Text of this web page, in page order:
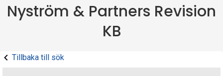
o
s
Nyström & Partners Revision
KB
Tillbaka till sök